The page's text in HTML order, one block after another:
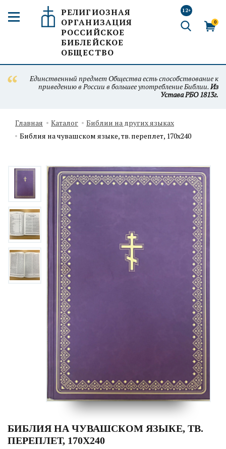
РЕЛИГИОЗНАЯ
ОРГАНИЗАЦИЯ
РОССИЙСКОЕ
БИБЛЕЙСКОЕ
ОБЩЕСТВО
12+
0
Единственный предмет Общества есть способствование к
приведению в России в большее употребление Библии.Из
Устава РБО 1813г.
Главная Каталог
Библии на других языках
Библия на чувашском языке, тв. переплет, 170х240
БИБЛИЯ НА ЧУВАШСКОМ ЯЗЫКЕ, ТВ.
ПЕРЕПЛЕТ, 170Х240